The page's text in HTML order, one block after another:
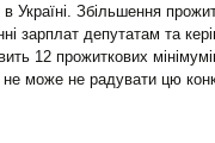
Україні. Збільшення
зарплат депутатам та
12 прожиткових
не може не радувати цю